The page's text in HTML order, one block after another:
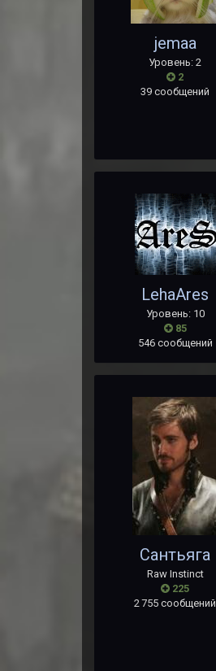
jemaa
Уровень: 2
2
39 сообщений
LehaAres
Уровень: 10
85
546 сообщений
Сантьяга
Raw Instinct
225
2 755 сообщений